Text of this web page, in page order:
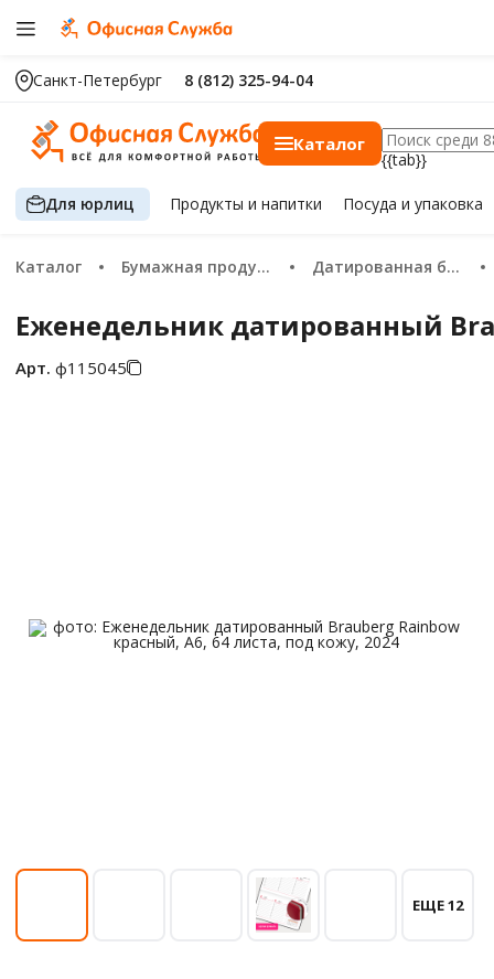
Санкт-Петербург 8 (812) 325-94-04
Каталог
{{tab}}
Для юрлиц Продуктыи напитки Посуда и упаковка
Каталог Бумажная продукция Датированная бумажная продукция 2026
Еженедельник датированный
Арт. ф115045
ЕЩЕ 12